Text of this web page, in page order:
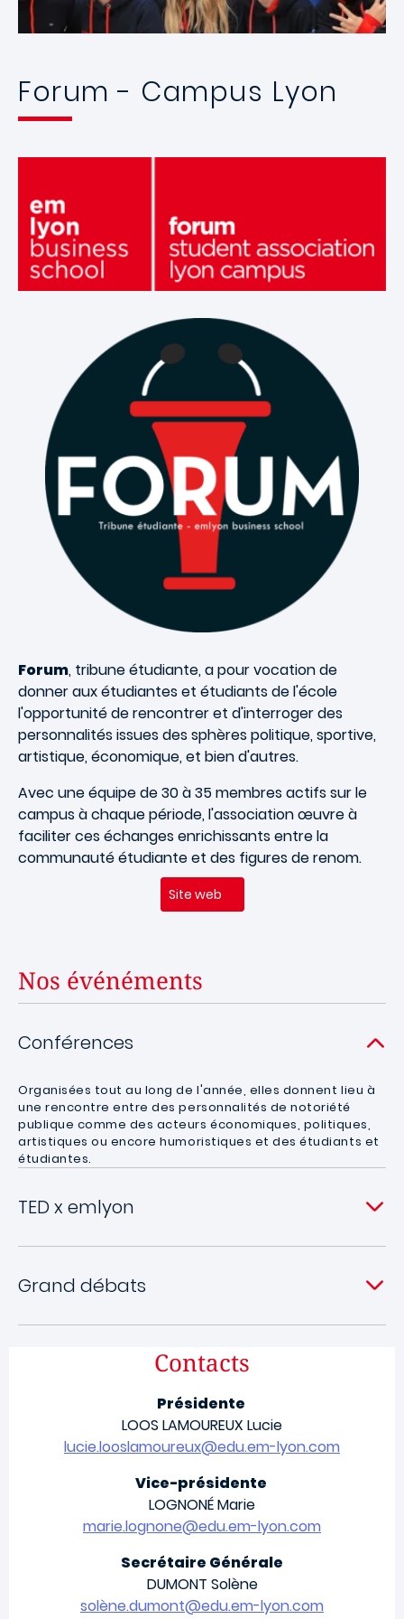
Forum - Campus Lyon
Forum, tribune étudiante, a pour vocation de
donner aux étudiantes et étudiants de l'école
l'opportunité de rencontrer et d'interroger des
personnalités issues des sphères politique, sportive,
artistique, économique, et bien d'autres.
Avec une équipe de 30 à 35 membres actifs sur le
campus à chaque période, l'association œuvre à
faciliter ces échanges enrichissants entre la
communauté étudiante et des figures de renom.
Site web
Nos événéments
Conférences
Organisées tout au long de l'année, elles donnent lieu à
une rencontre entre des personnalités de notoriété
publique comme des acteurs économiques, politiques,
artistiques ou encore humoristiques et des étudiants et
étudiantes.
TED x emlyon
Grand débats
Contacts
Présidente
LOOS LAMOUREUX Lucie
lucie.looslamoureux@edu.em-lyon.com
Vice-présidente
LOGNONÉ Marie
marie.lognone@edu.em-lyon.com
Secrétaire Générale
DUMONT Solène
solène.dumont@edu.em-lyon.com